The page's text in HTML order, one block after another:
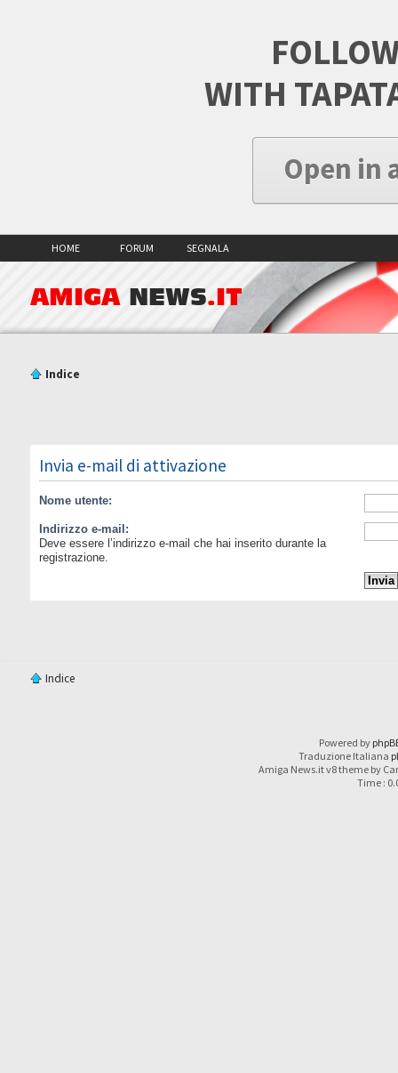
WITH
Open in
HOME FORUM SEGNALA
AMIGA NEWS.IT
Indice
Invia e-mail di attivazione
Nome utente:
Indirizzo e-mail:
Deve essere l’indirizzo e-mail che hai inserito durante la
registrazione.
Indice
Powered by
Traduzione Italiana
Amiga News.it v8 theme by
Time :